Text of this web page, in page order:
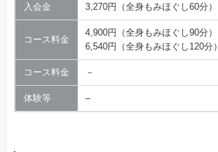
入会金 3,270円（全身もみほぐし60分）
コース料金
4,900円（全身もみほぐし90分）
6,540円（全身もみほぐし120分）
コース料金 －
体験等 –